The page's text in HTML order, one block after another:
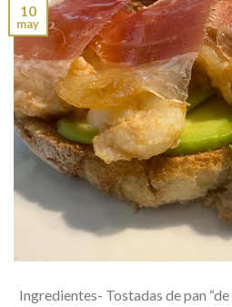
10
may
Ingredientes- Tostadas de pan